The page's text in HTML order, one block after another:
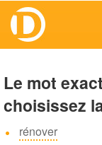
Le mot
choisissez
rénover